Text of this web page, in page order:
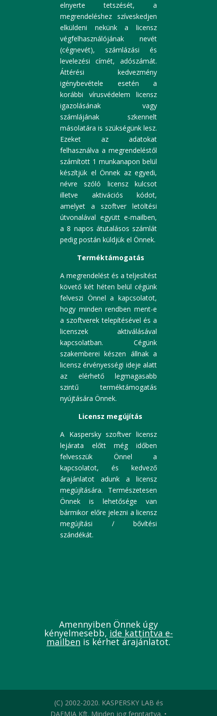
elnyerte tetszését, a
megrendeléshez szíveskedjen
elküldeni nekünk a licensz
végfelhasználójának nevét
(cégnevét), számlázási és
levelezési címét, adószámát.
Áttérési kedvezmény
igénybevétele esetén a
korábbi vírusvédelem licensz
igazolásának vagy
számlájának szkennelt
másolatára is szükségünk lesz.
Ezeket az adatokat
felhasználva a megrendeléstől
számított 1 munkanapon belül
készítjük el Önnek az egyedi,
névre szóló licensz kulcsot
illetve aktivációs kódot,
amelyet a szoftver letöltési
útvonalával együtt e-mailben,
a 8 napos átutalásos számlát
pedig postán küldjük el Önnek.
Terméktámogatás
A megrendelést és a teljesítést
követő két héten belül cégünk
felveszi Önnel a kapcsolatot,
hogy minden rendben ment-e
a szoftverek telepítésével és a
licenszek aktiválásával
kapcsolatban. Cégünk
szakemberei készen állnak a
licensz érvényességi ideje alatt
az elérhető legmagasabb
szintű terméktámogatás
nyújtására Önnek.
Licensz megújítás
A Kaspersky szoftver licensz
lejárata előtt még időben
felvesszük Önnel a
kapcsolatot, és kedvező
árajánlatot adunk a licensz
megújítására. Természetesen
Önnek is lehetősége van
bármikor előre jelezni a licensz
megújítási / bővítési
szándékát.
Amennyiben Önnek úgy
kényelmesebb, ide kattintva e-
mailben is kérhet árajánlatot.
(C) 2002-2020. KASPERSKY LAB és
DAEMIA Kft. Minden jog fenntartva. •